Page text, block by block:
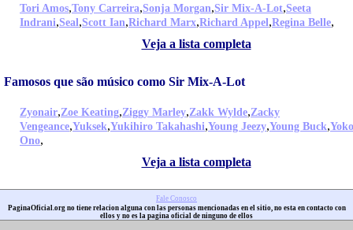
Tori Amos,Tony Carreira,Sonja Morgan,Sir Mix-A-Lot,Seeta
Indrani,Seal,Scott Ian,Richard Marx,Richard Appel,Regina Belle,
Veja a lista completa
Famosos que são músico como Sir Mix-A-Lot
Zyonair,Zoe Keating,Ziggy Marley,Zakk Wylde,Zacky
Vengeance,Yuksek,Yukihiro Takahashi,Young Jeezy,Young Buck,Yoko
Ono,
Veja a lista completa
Fale Conosco
PaginaOficial.org no tiene relacion alguna con las personas mencionadas en el sitio, no esta en contacto con
ellos y no es la pagina oficial de ninguno de ellos